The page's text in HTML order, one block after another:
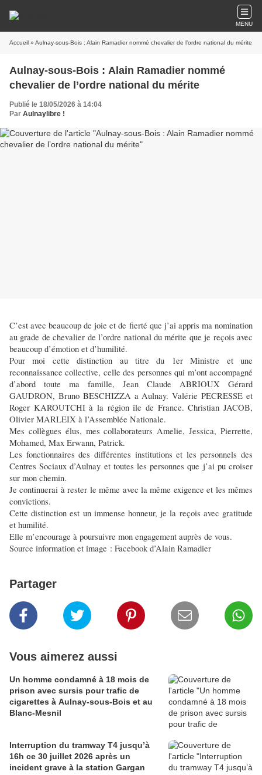
MENU
Accueil » Aulnay-sous-Bois : Alain Ramadier nommé chevalier de l’ordre national du mérite
Aulnay-sous-Bois : Alain Ramadier nommé
chevalier de l’ordre national du mérite
Publié le 18/05/2026 à 14:04
Par Aulnaylibre !
C’est avec beaucoup de joie et de fierté que j’ai appris ma nomination
au grade de chevalier de l’ordre national du mérite que je reçois avec
beaucoup d’émotion et d’humilité.
Pour moi cette distinction au titre du 1er Ministre et une
reconnaissance collective, celle des personnes qui m’ont accompagné
d’abord toute ma famille, Jean Claude ABRIOUX Gérard
GAUDRON, Bruno BESCHIZZA a Aulnay. Valérie PECRESSE et
Roger KAROUTCHI à la région île de France. Christian JACOB,
Olivier MARLEIX à l’Assemblée Nationale.
Mes collègues élus, mes collaborateurs Amelie, Jessica, Pierrette,
Mohamed, Max Erwann, Patrick.
Les fonctionnaires des différentes institutions et les personnels des
Centres Sociaux d’Aulnay et toutes les personnes que j’ai pu croiser
sur mon chemin.
Je continuerai à rester le même avec la même exigence et les mêmes
convictions.
Cette distinction est un immense honneur, je la reçois avec gratitude
et humilité.
Elle m’encourage à poursuivre mon engagement auprès de vous.
Source information et image : Facebook d’Alain Ramadier
Partager
Vous aimerez aussi
Un homme condamné à 18 mois de
prison avec sursis pour trafic de
cigarettes à Aulnay-sous-Bois et au
Blanc-Mesnil
Interruption du tramway T4 jusqu’à
16h ce 30 juillet 2026 après un
incident grave à la station Gargan